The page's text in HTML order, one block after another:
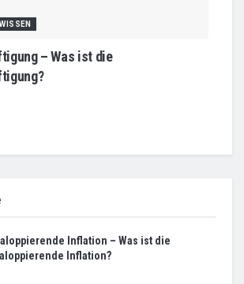
– Was ist die
Inflation – Was ist die
Inflation?